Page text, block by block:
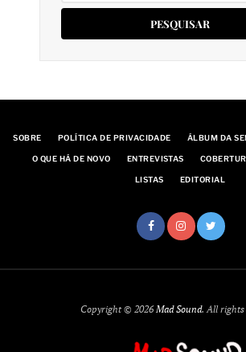
SOBRE POLÍTICA DE PRIVACIDADE ÁLBUM DA
O QUE HÁ DE NOVO ENTREVISTAS
LISTAS EDITORIAL
Copyright © 2026Mad Sound. All rights